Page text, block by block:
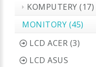
KOMPUTERY (17)
MONITORY (45)
LCD ACER (3)
LCD ASUS